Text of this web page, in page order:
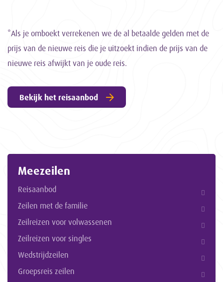
*Als je omboekt verrekenen we de al betaalde gelden met de
prijs van de nieuwe reis die je uitzoekt indien de prijs van de
nieuwe reis afwijkt van je oude reis.
Bekijk het reisaanbod
Meezeilen
Reisaanbod
Zeilen met de familie
Zeilreizen voor volwassenen
Zeilreizen voor singles
Wedstrijdzeilen
Groepsreis zeilen